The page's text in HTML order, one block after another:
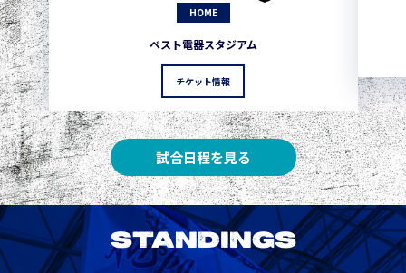
HOME
ベスト電器スタジアム
チケット情報
試合日程を見る
STANDINGS